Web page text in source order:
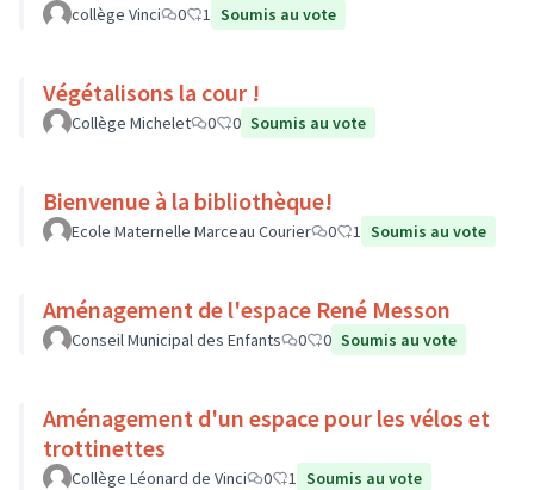
collège Vinci 0 1 Soumis au vote
Végétalisons la cour !
Collège Michelet 0 0 Soumis au vote
Bienvenue à la bibliothèque!
Ecole Maternelle Marceau Courier 0 1 Soumis au vote
Aménagement de l'espace René Messon
Conseil Municipal des Enfants 0 0 Soumis au vote
Aménagement d'un espace pour les vélos et
trottinettes
Collège Léonard de Vinci 0 1 Soumis au vote